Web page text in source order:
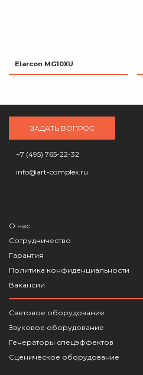
Elarcon MG10XU
ЗАДАТЬ ВОПРОС
+7 (495) 765-22-32
info@art-complex.ru
О нас
Сотрудничество
Гарантия
Политика конфиденциальности
Вакансии
Световое оборудование
Звуковое оборудование
Генераторы спецэффектов
Сценическое оборудование